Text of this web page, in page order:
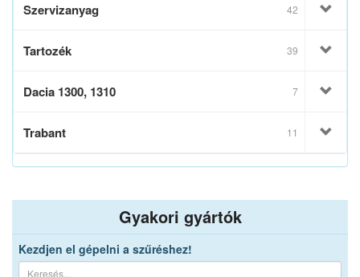
Szervizanyag 42
Tartozék 39
Dacia 1300, 1310 7
Trabant 11
Gyakori gyártók
Kezdjen el gépelni a szűréshez!